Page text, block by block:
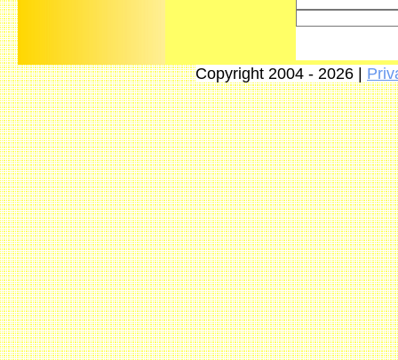
Copyright 2004 - 2026 |